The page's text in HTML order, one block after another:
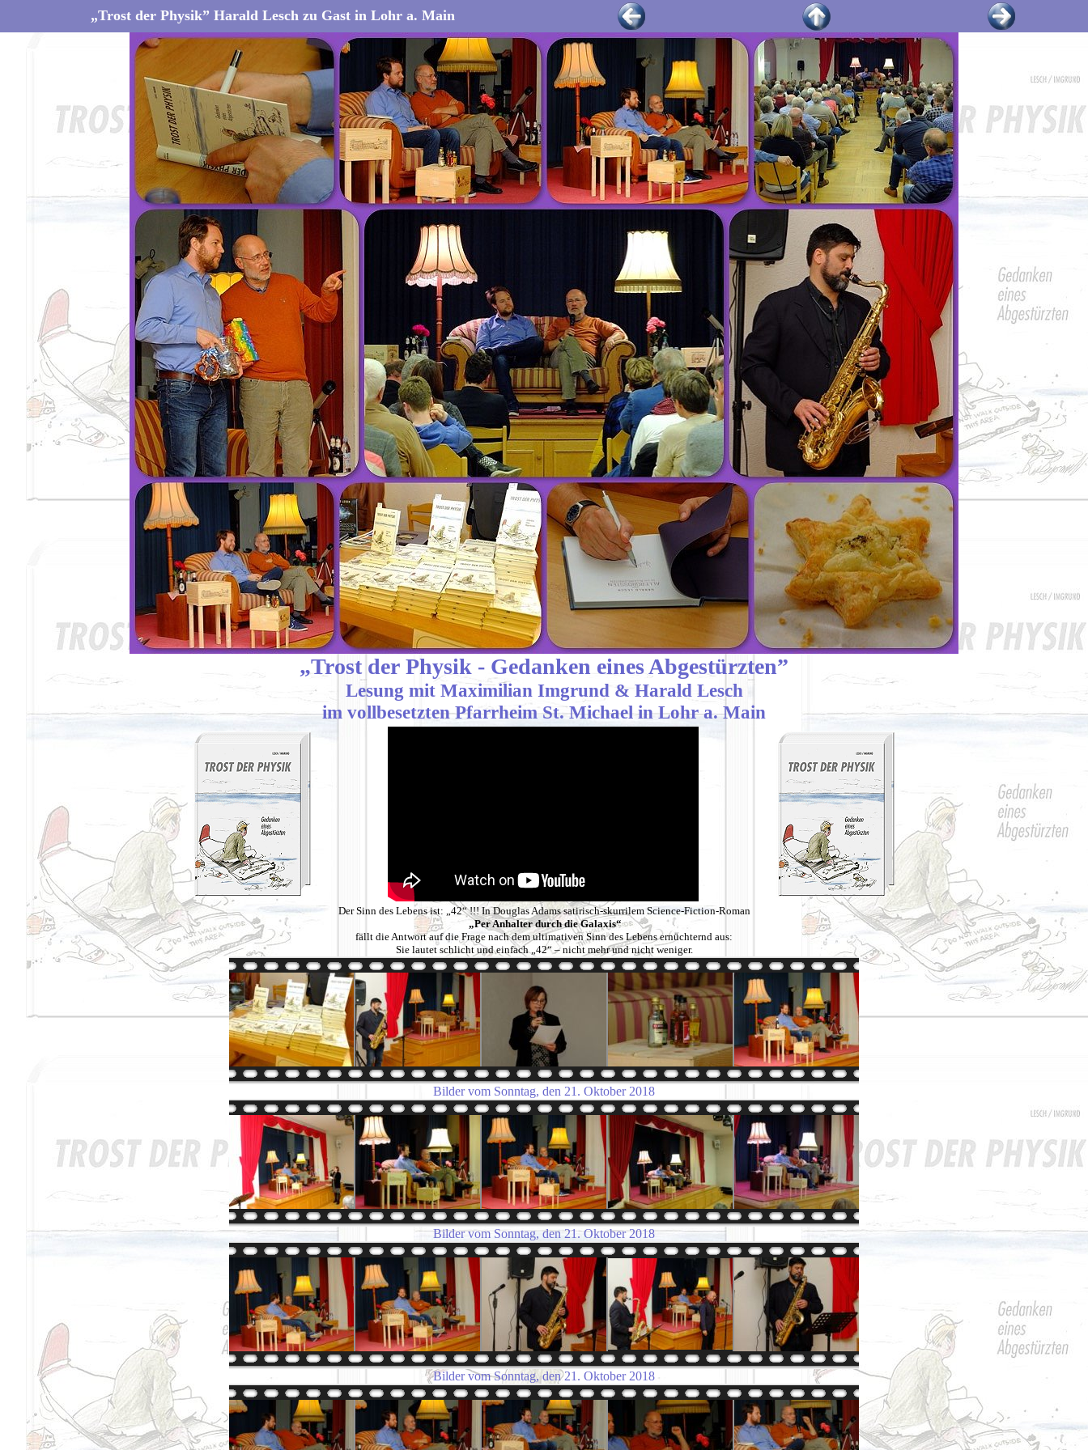
„Trost der Physik” Harald Lesch zu Gast in Lohr a. Main
„Trost der Physik - Gedanken eines Abgestürzten”
Lesung mit Maximilian Imgrund & Harald Lesch
im vollbesetzten Pfarrheim St. Michael in Lohr a. Main
Der Sinn des Lebens ist: „42“ !!! In Douglas Adams satirisch-skurrilem Science-Fiction-Roman
„Per Anhalter durch die Galaxis“
fällt die Antwort auf die Frage nach dem ultimativen Sinn des Lebens ernüchternd aus:
Sie lautet schlicht und einfach „42“ – nicht mehr und nicht weniger.
Bilder vom Sonntag, den 21. Oktober 2018
Bilder vom Sonntag, den 21. Oktober 2018
Bilder vom Sonntag, den 21. Oktober 2018